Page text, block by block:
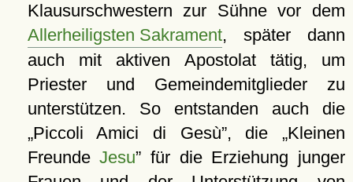
Klausurschwestern zur Sühne vor dem
Allerheiligsten Sakrament, später dann
auch mit aktiven Apostolat tätig, um
Priester und Gemeindemitglieder zu
unterstützen. So entstanden auch die
Piccoli Amici di Gesù , die Kleinen
FreundeJesu
für die Erziehung junger